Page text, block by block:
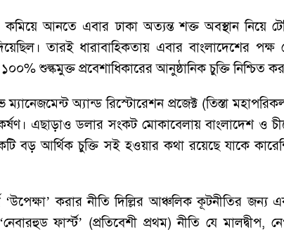
কমিয়ে আনতে এবার ঢাকা অত্যন্ত শক্ত অবস্থান নিয়ে
তারই ধারাবাহিকতায় এবার বাংলাদেশের
শুল্কমুক্ত প্রবেশাধিকারের আনুষ্ঠানিক চুক্তি নিশ্চিত
ম্যানেজমেন্ট অ্যান্ড রিস্টোরেশন প্রজেক্ট (তিস্তা
এছাড়াও ডলার সংকট মোকাবেলায় বাংলাদেশ ও
বড় আর্থিক চুক্তি সই হওয়ার কথা রয়েছে যাকে
করার নীতি দিল্লির আঞ্চলিক কূটনীতির জন্য
ফার্স্ট’ (প্রতিবেশী প্রথম) নীতি যে মালদ্বীপ,